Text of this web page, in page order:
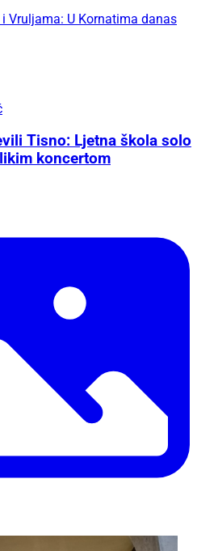
Vruljama: U Kornatima danas
Tisno: Ljetna škola solo
koncertom